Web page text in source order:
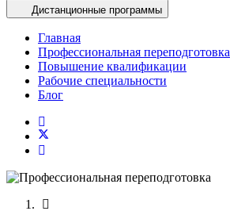
Дистанционные программы
Главная
Профессиональная переподготовка
Повышение квалификации
Рабочие специальности
Блог